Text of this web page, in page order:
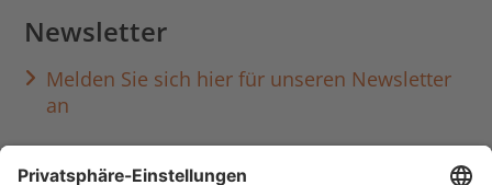
Newsletter
Melden Sie sich hier für unseren Newsletter
an